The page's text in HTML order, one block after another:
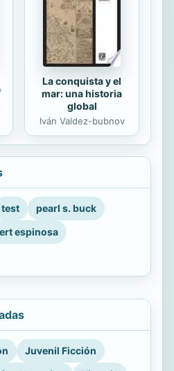
La conquista y el
mar: una historia
global
Iván Valdez-bubnov
test
pearl s. buck
espinosa
Juvenil Ficción